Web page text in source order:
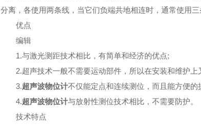
分离，各使用两条线，当它们负端共地相连时，通常使用三
优点
编辑
1.与激光测距技术相比，有简单和经济的优点;
2.超声技术一般不需要运动部件，所以在安装和维护上
3.超声波物位计不仅能定点和连续测位，而且能方便
4.超声波物位计与放射性测位技术相比，不需要防护。
技术特点